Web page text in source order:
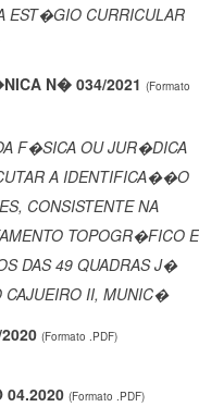
EST�GIO CURRICULAR
N� 034/2021 (Formato
F�SICA OU JUR�DICA
A IDENTIFICA��O
CONSISTENTE NA
TOPOGR�FICO E
DAS 49 QUADRAS J�
CAJUEIRO II, MUNIC�
(Formato .PDF)
04.2020 (Formato .PDF)